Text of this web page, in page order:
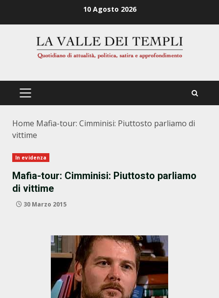
10 Agosto 2026
PRIMÄRES
Home Mafia-tour: Cimminisi: Piuttosto parliamo di
vittime
In evidenza
Mafia-tour: Cimminisi: Piuttosto parliamo
di vittime
30 Marzo 2015